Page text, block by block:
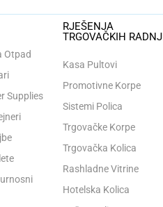
Otpad
Supplies
RJEŠENJA
TRGOVAČKIH RADNJI
Kasa Pultovi
Promotivne Korpe
Sistemi Polica
Trgovačke Korpe
Trgovačka Kolica
Rashladne Vitrine
Hotelska Kolica